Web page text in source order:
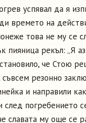
успявал да я
времето на
това не му се
пияница рекъл: „Я
че Стою
резонно
и направили
след погребението
славата му още се